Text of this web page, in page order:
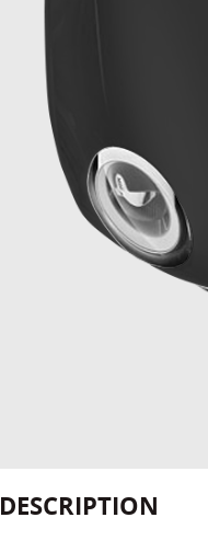
DESCRIPTION